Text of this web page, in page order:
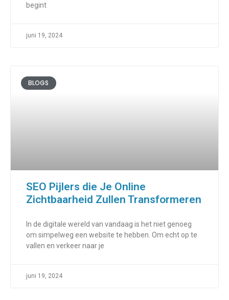
begint
juni 19, 2024
BLOGS
SEO Pijlers die Je Online
Zichtbaarheid Zullen Transformeren
In de digitale wereld van vandaag is het niet genoeg
om simpelweg een website te hebben. Om echt op te
vallen en verkeer naar je
juni 19, 2024